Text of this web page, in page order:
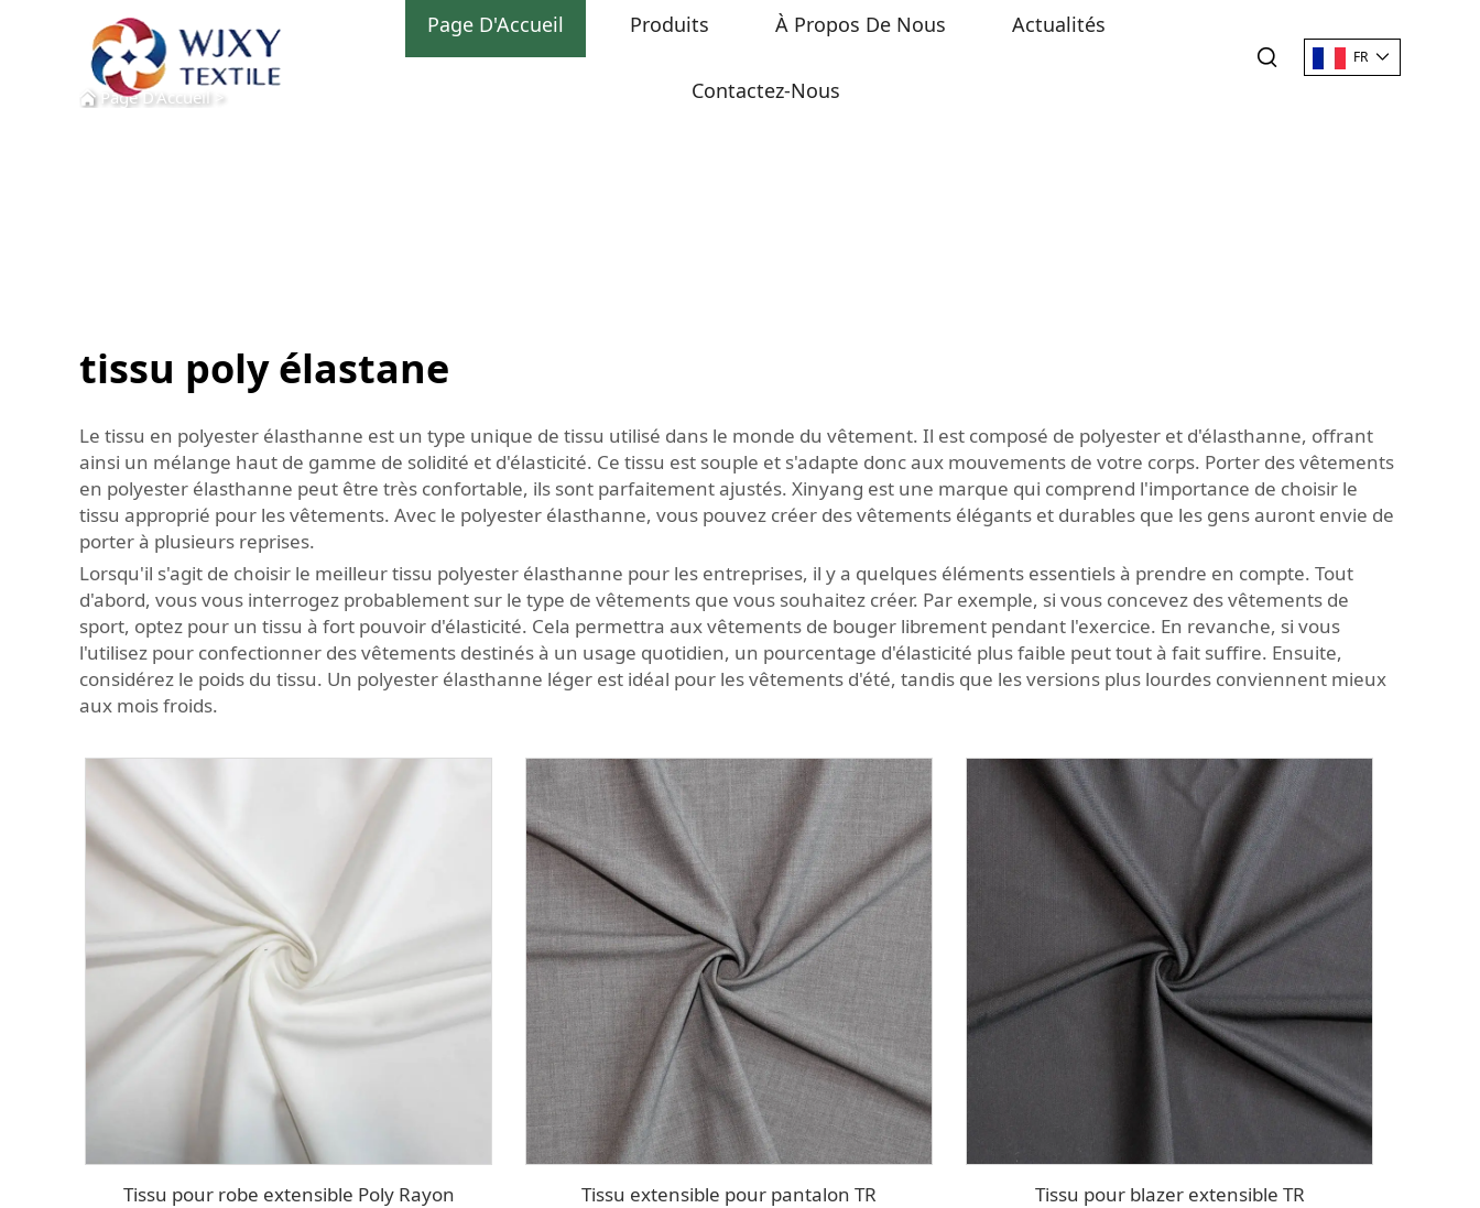
Page D'Accueil Produits À Propos De Nous Actualités
Contactez-Nous
FR
Page D'Accueil>
tissu poly élastane
Le tissu en polyester élasthanne est un type unique de tissu utilisé dans le monde du vêtement. Il est composé de polyester et d'élasthanne, offrant
ainsi un mélange haut de gamme de solidité et d'élasticité. Ce tissu est souple et s'adapte donc aux mouvements de votre corps. Porter des vêtements
en polyester élasthanne peut être très confortable, ils sont parfaitement ajustés. Xinyang est une marque qui comprend l'importance de choisir le
tissu approprié pour les vêtements. Avec le polyester élasthanne, vous pouvez créer des vêtements élégants et durables que les gens auront envie de
porter à plusieurs reprises.
Lorsqu'il s'agit de choisir le meilleur tissu polyester élasthanne pour les entreprises, il y a quelques éléments essentiels à prendre en compte. Tout
d'abord, vous vous interrogez probablement sur le type de vêtements que vous souhaitez créer. Par exemple, si vous concevez des vêtements de
sport, optez pour un tissu à fort pouvoir d'élasticité. Cela permettra aux vêtements de bouger librement pendant l'exercice. En revanche, si vous
l'utilisez pour confectionner des vêtements destinés à un usage quotidien, un pourcentage d'élasticité plus faible peut tout à fait suffire. Ensuite,
considérez le poids du tissu. Un polyester élasthanne léger est idéal pour les vêtements d'été, tandis que les versions plus lourdes conviennent mieux
aux mois froids.
Tissu pour robe extensible Poly Rayon Tissu extensible pour pantalon TR Tissu pour blazer extensible TR